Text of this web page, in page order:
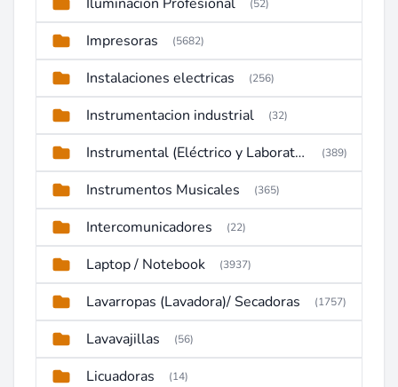
(52)
Impresoras (5682)
Instalaciones electricas (256)
Instrumentacion industrial (32)
Instrumental (Eléctrico y Laboratorio) (389)
Instrumentos Musicales (365)
Intercomunicadores (22)
Laptop / Notebook (3937)
Lavarropas (Lavadora)/ Secadoras (1757)
Lavavajillas (56)
Licuadoras (14)